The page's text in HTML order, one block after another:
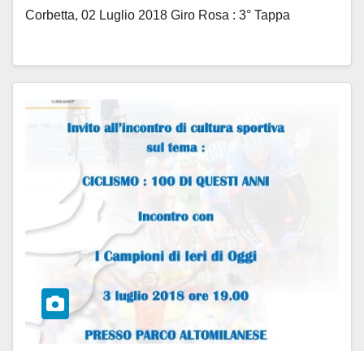
Corbetta, 02 Luglio 2018 Giro Rosa : 3° Tappa